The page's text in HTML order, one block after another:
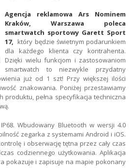
Agencja reklamowa Ars Nominem
Kraków, Warszawa poleca
smartwatch sportowy Garett Sport
17, który będzie świetnym podarunkiem
dla każdego klienta czy kontrahenta.
Dzięki wielu funkcjom i zastosowaniom
smartwatch to niezwykle przydatny
już od 1 szt! Przy większej ilości
znakowania. Poniżej przestawiamy
produktu, pełna specyfikacja techniczna
Wbudowany Bluetooth w wersji 4.0
zegarka z systemami Android i iOS.
i obserwację tętna przez cały czas
codziennego użytkowania. Aplikacja
pokazuje i zapisuje na mapie pokonany